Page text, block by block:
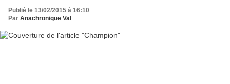
Publié le 13/02/2015 à 16:10
Par Anachronique Val